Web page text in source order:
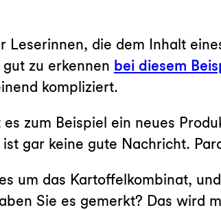
die dem Inhalt
zu erkennen bei diesem
kompliziert.
zum Beispiel ein neues
gar keine gute Nachricht.
um das Kartoffelkombinat, und
Sie es gemerkt? Das wird